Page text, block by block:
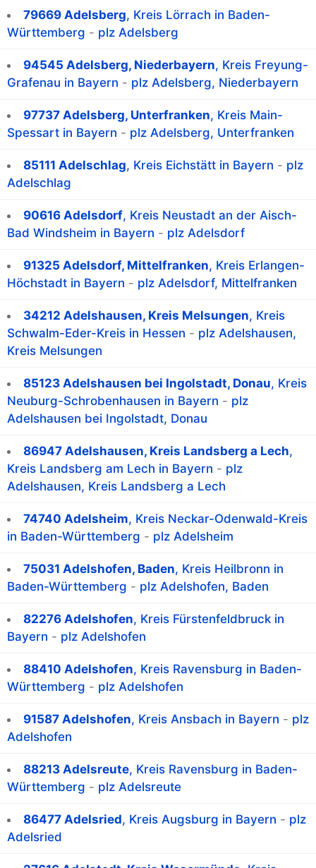
79669 Adelsberg, Kreis Lörrach in Baden-
Württemberg - plz Adelsberg
94545 Adelsberg, Niederbayern, Kreis Freyung-
Grafenau in Bayern - plz Adelsberg, Niederbayern
97737 Adelsberg, Unterfranken, Kreis Main-
Spessart in Bayern - plz Adelsberg, Unterfranken
85111 Adelschlag, Kreis Eichstätt in Bayern - plz
Adelschlag
90616 Adelsdorf, Kreis Neustadt an der Aisch-
Bad Windsheim in Bayern - plz Adelsdorf
91325 Adelsdorf, Mittelfranken, Kreis Erlangen-
Höchstadt in Bayern - plz Adelsdorf, Mittelfranken
34212 Adelshausen, Kreis Melsungen, Kreis
Schwalm-Eder-Kreis in Hessen - plz Adelshausen,
Kreis Melsungen
85123 Adelshausen bei Ingolstadt, Donau, Kreis
Neuburg-Schrobenhausen in Bayern - plz
Adelshausen bei Ingolstadt, Donau
86947 Adelshausen, Kreis Landsberg a Lech,
Kreis Landsberg am Lech in Bayern - plz
Adelshausen, Kreis Landsberg a Lech
74740 Adelsheim, Kreis Neckar-Odenwald-Kreis
in Baden-Württemberg - plz Adelsheim
75031 Adelshofen, Baden, Kreis Heilbronn in
Baden-Württemberg - plz Adelshofen, Baden
82276 Adelshofen, Kreis Fürstenfeldbruck in
Bayern - plz Adelshofen
88410 Adelshofen, Kreis Ravensburg in Baden-
Württemberg - plz Adelshofen
91587 Adelshofen, Kreis Ansbach in Bayern - plz
Adelshofen
88213 Adelsreute, Kreis Ravensburg in Baden-
Württemberg - plz Adelsreute
86477 Adelsried, Kreis Augsburg in Bayern - plz
Adelsried